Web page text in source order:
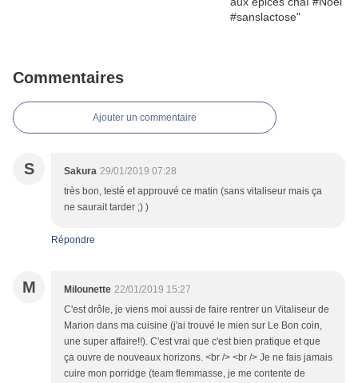
Commentaires
Ajouter un commentaire
S Sakura 29/01/2019 07:28
très bon, testé et approuvé ce matin (sans vitaliseur mais ça
ne saurait tarder ;) )
Répondre
M Milounette 22/01/2019 15:27
C'est drôle, je viens moi aussi de faire rentrer un Vitaliseur de
Marion dans ma cuisine (j'ai trouvé le mien sur Le Bon coin,
une super affaire!!). C'est vrai que c'est bien pratique et que
ça ouvre de nouveaux horizons. <br /> <br /> Je ne fais jamais
cuire mon porridge (team flemmasse, je me contente de